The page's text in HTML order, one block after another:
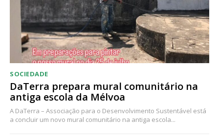
Escolha o plano
SOCIEDADE
DaTerra prepara mural comunitário na
antiga escola da Mélvoa
A DaTerra – Associação para o Desenvolvimento Sustentável está
a concluir um novo mural comunitário na antiga escola...